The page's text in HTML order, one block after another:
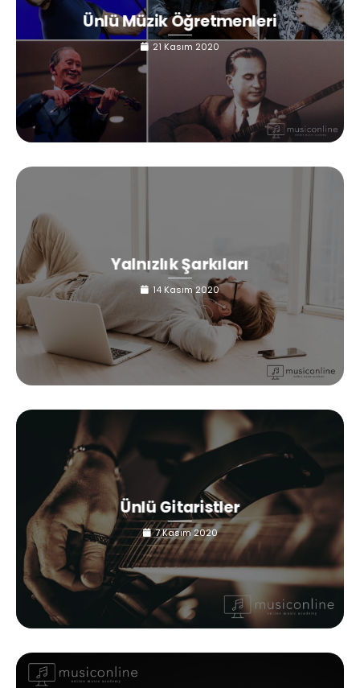
Ünlü Müzik Öğretmenleri
21 Kasım 2020
Yalnızlık Şarkıları
14 Kasım 2020
Ünlü Gitaristler
7 Kasım 2020